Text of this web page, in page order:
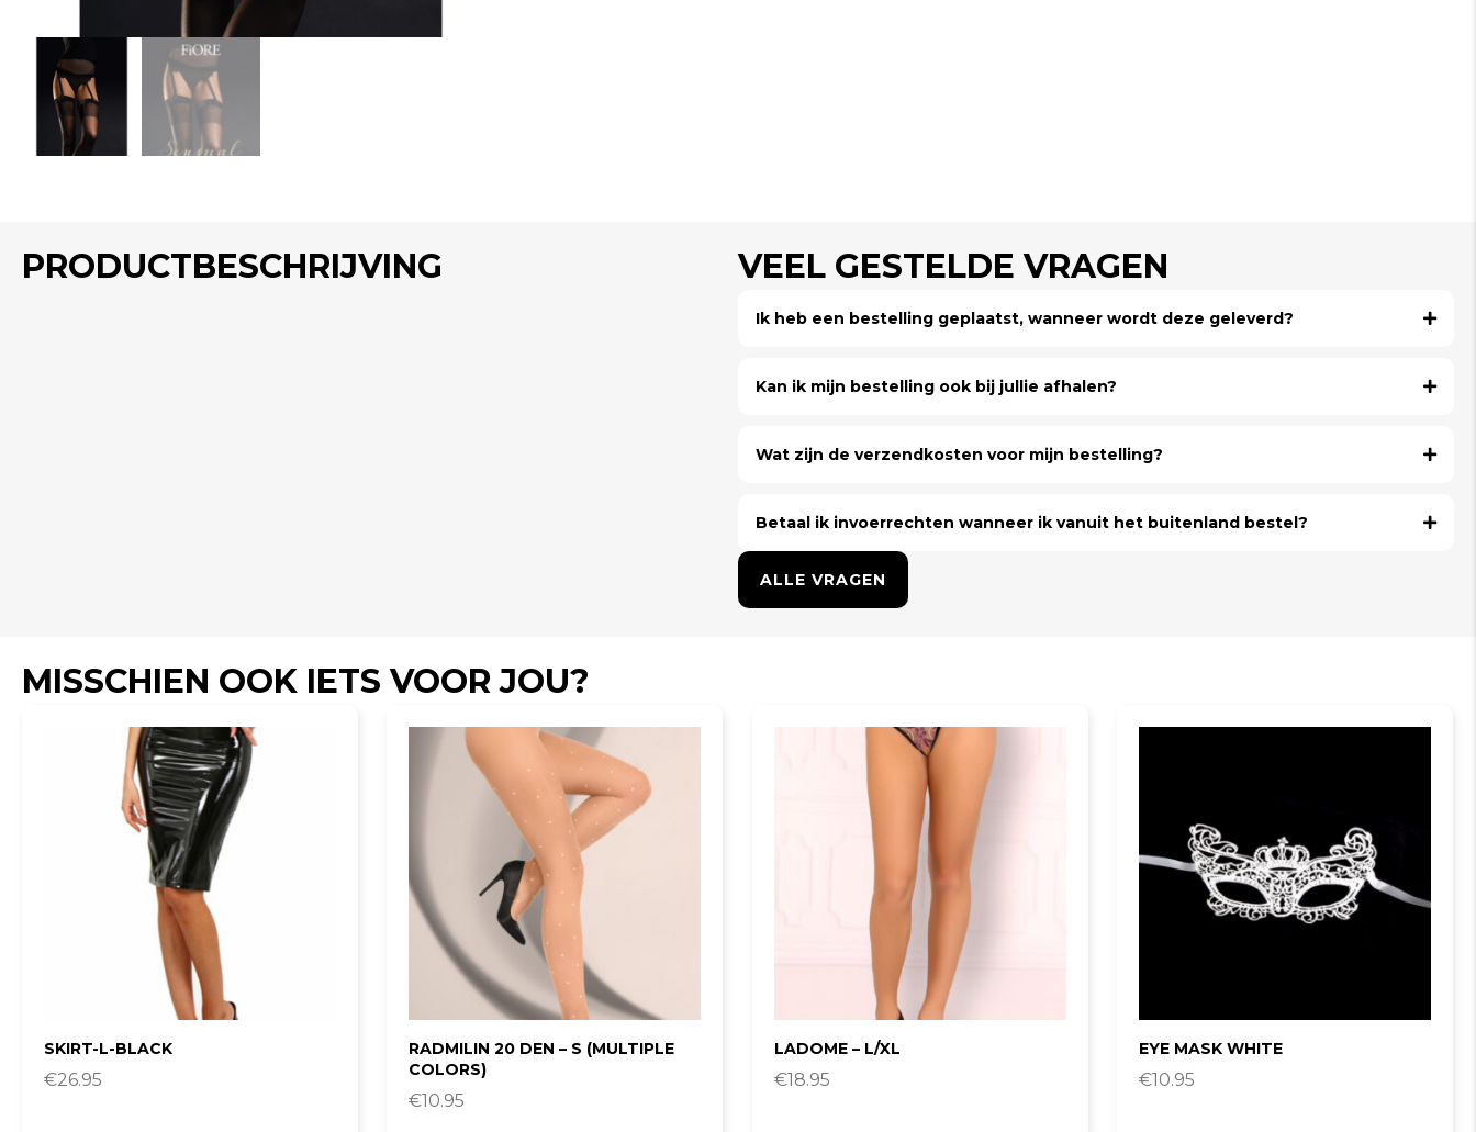
PRODUCTBESCHRIJVING VEEL GESTELDE VRAGEN
Ik heb een bestelling geplaatst, wanneer wordt deze geleverd?
Kan ik mijn bestelling ook bij jullie afhalen?
Wat zijn de verzendkosten voor mijn bestelling?
Betaal ik invoerrechten wanneer ik vanuit het buitenland bestel?
ALLE VRAGEN
MISSCHIEN OOK IETS VOOR JOU?
SKIRT-L-BLACK
€26.95
RADMILIN 20 DEN – S (MULTIPLE
COLORS)
€10.95
LADOME – L/XL
€18.95
EYE MASK WHITE
€10.95